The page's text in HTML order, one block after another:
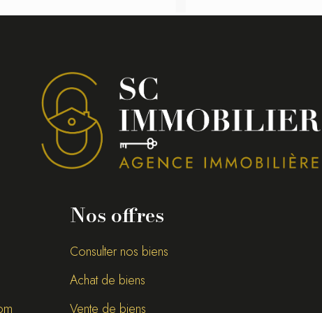
Nos offres
Consulter nos biens
Achat de biens
Vente de biens